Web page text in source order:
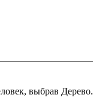
выбрав Дерево.